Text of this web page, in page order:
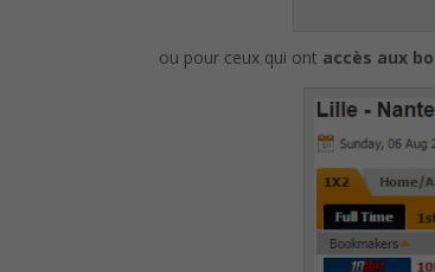
ou pour ceux qui ont accès aux